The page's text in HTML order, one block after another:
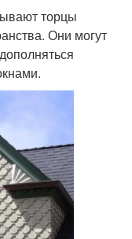
торцы
Они могут